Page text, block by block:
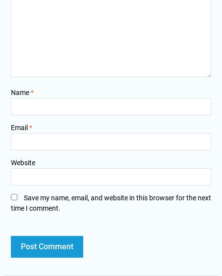
Name*
Email *
Website
Save my name, email, and website in this browser for the next
time I comment.